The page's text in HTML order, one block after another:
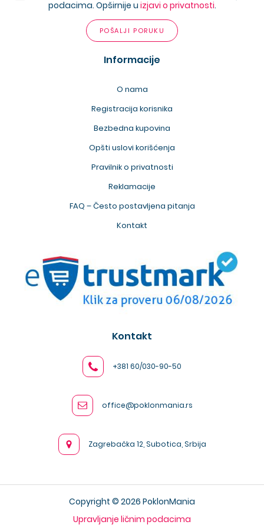
podacima. Opširnije u izjavi o privatnosti.
POŠALJI PORUKU
Informacije
O nama
Registracija korisnika
Bezbedna kupovina
Opšti uslovi korišćenja
Pravilnik o privatnosti
Reklamacije
FAQ – Često postavljena pitanja
Kontakt
Kontakt
+381 60/030-90-50
office@poklonmania.rs
Zagrebačka 12, Subotica, Srbija
Copyright © 2026 PoklonMania
Upravljanje ličnim podacima